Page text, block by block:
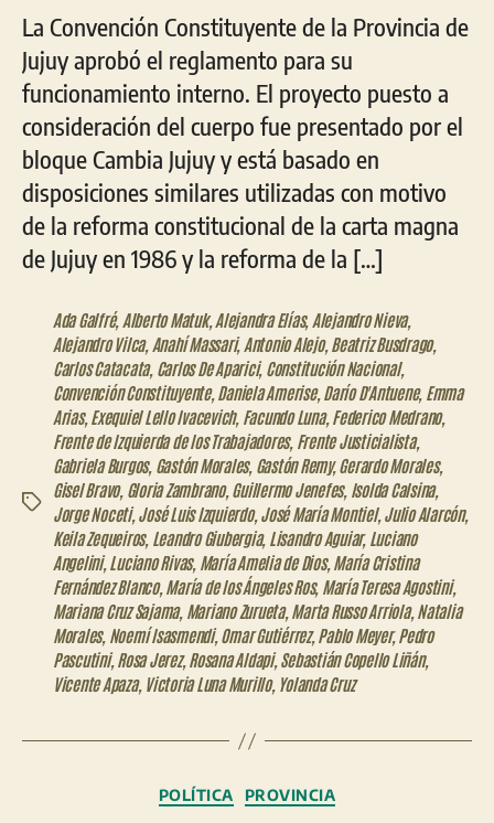
La Convención Constituyente de la Provincia de
Jujuy aprobó el reglamento para su
funcionamiento interno. El proyecto puesto a
consideración del cuerpo fue presentado por el
bloque Cambia Jujuy y está basado en
disposiciones similares utilizadas con motivo
de la reforma constitucional de la carta magna
de Jujuy en 1986 y la reforma de la […]
Etiquetas
Ada Galfré, Alberto Matuk, Alejandra Elías, Alejandro Nieva,
Alejandro Vilca, Anahí Massari, Antonio Alejo, Beatriz Busdrago,
Carlos Catacata, Carlos De Aparici, Constitución Nacional,
Convención Constituyente, Daniela Amerise, Darío D'Antuene, Emma
Arias, Exequiel Lello Ivacevich, Facundo Luna, Federico Medrano,
Frente de Izquierda de los Trabajadores, Frente Justicialista,
Gabriela Burgos, Gastón Morales, Gastón Remy,Gerardo Morales,
Gisel Bravo, Gloria Zambrano, Guillermo Jenefes, Isolda Calsina,
Jorge Noceti, José Luis Izquierdo, José María Montiel, Julio Alarcón,
Keila Zequeiros, Leandro Giubergia, Lisandro Aguiar, Luciano
Angelini, Luciano Rivas, María Amelia de Dios, María Cristina
Fernández Blanco, María de los Ángeles Ros, María Teresa Agostini,
Mariana Cruz Sajama, Mariano Zurueta, Marta Russo Arriola, Natalia
Morales, Noemí Isasmendi, Omar Gutiérrez, Pablo Meyer,Pedro
Pascutini, Rosa Jerez, Rosana Aldapi, Sebastián Copello Liñán,
Vicente Apaza, Victoria Luna Murillo, Yolanda Cruz
Categorías
POLÍTICA PROVINCIA